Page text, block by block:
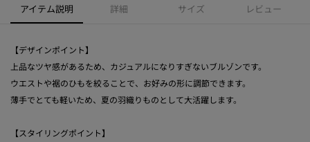
アイテム説明 詳細 サイズ レビュー
【デザインポイント】
上品なツヤ感があるため、カジュアルになりすぎないブルゾンです。
ウエストや裾のひもを絞ることで、お好みの形に調節できます。
薄手でとても軽いため、夏の羽織りものとして大活躍します。
【スタイリングポイント】